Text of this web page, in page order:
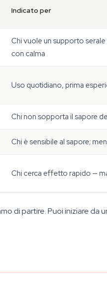
Indicato per
Chi vuole un supporto
con calma
Uso quotidiano, prima
Chi non sopporta il sapore
Chi è sensibile al sapore;
Chi cerca effetto rapido —
di partire. Puoi iniziare